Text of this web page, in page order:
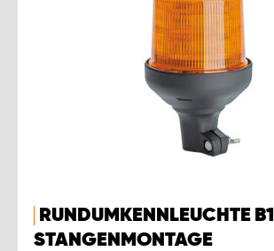
RUNDUMKENNLEUCHTE
STANGENMONTAGE